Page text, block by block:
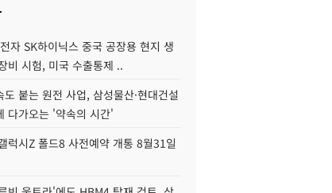
자 SK하이닉스 중국 공장용 현지 생
비 시험, 미국 수출통제 ..
도 붙는 원전 사업, 삼성물산·현대건설
다가오는 '약속의 시간'
럭시Z 폴드8 사전예약 개통 8월31일